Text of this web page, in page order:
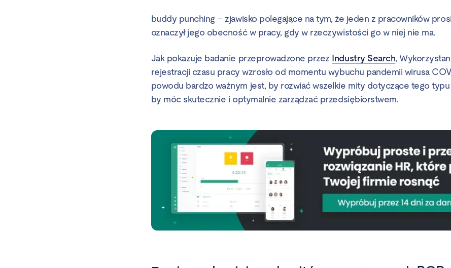
buddy punching – zjawisko polegające na tym, że jeden z pracowników
oznaczył jego obecność w pracy, gdy w rzeczywistości go w niej nie ma.
Jak pokazuje badanie przeprowadzone przez Industry Search,
rejestracji czasu pracy wzrosło od momentu wybuchu pandemii wirusa
powodu bardzo ważnym jest, by rozwiać wszelkie mity dotyczące tego
by móc skutecznie i optymalnie zarządzać przedsiębiorstwem.